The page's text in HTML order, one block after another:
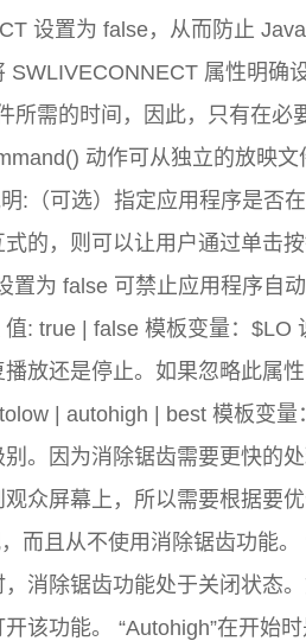
设置为 false，从而防止
属性明确
所需的时间，因此，只有在必
动作可从独立的放映
:（可选）指定应用程序是否
的，则可以让用户通过单击
置为 false 可禁止应用程序自
: true | false 模板变量：$LO
放还是停止。如果忽略此属
| autohigh | best 模板变
。因为消除锯齿需要更快的
众屏幕上，所以需要根据要
而且从不使用消除锯齿功能
消除锯齿功能处于关闭状态
该功能。 “Autohigh”在开始